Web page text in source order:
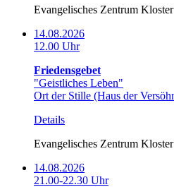
Evangelisches Zentrum
14.08.2026
12.00 Uhr
Friedensgebet
"Geistliches Leben"
Ort der Stille (Haus der
Details
Evangelisches Zentrum
14.08.2026
21.00-22.30 Uhr